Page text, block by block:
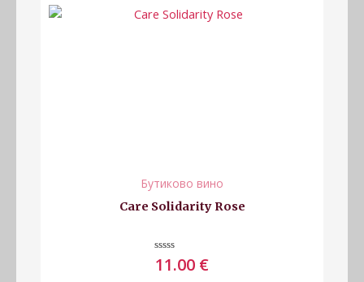
Бутиково вино
Care Solidarity Rose
Оценено
с
11.00 €